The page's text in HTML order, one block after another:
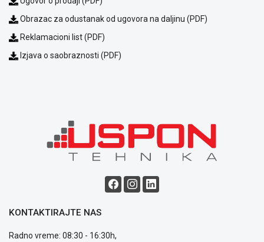
Obrazac za odustanak od ugovora na daljinu (PDF)
Reklamacioni list (PDF)
Izjava o saobraznosti (PDF)
KONTAKTIRAJTE NAS
Radno vreme: 08:30 - 16:30h,